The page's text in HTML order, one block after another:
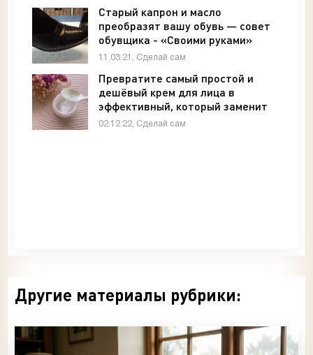
Старый капрон и масло
преобразят вашу обувь — совет
обувщика - «Своими руками»
11.03.21, Сделай сам
Превратите самый простой и
дешёвый крем для лица в
эффективный, который заменит
дорогие средства - «Своими
02.12.22, Сделай сам
Другие материалы рубрики: